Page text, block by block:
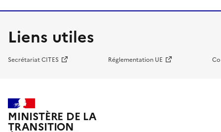
Liens utiles
Secrétariat CITES Réglementation UE
MINISTÈRE DE LA
TRANSITION